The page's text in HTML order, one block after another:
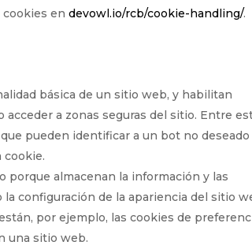
cookies endevowl.io/rcb/cookie-handling/.
básica de un sitio web, y habilitan
a zonas seguras del sitio. Entre
pueden identificar a un bot no deseado
cookie.
porque almacenan la información y las
configuración de la apariencia del sitio
por ejemplo, las cookies de
una sitio web.